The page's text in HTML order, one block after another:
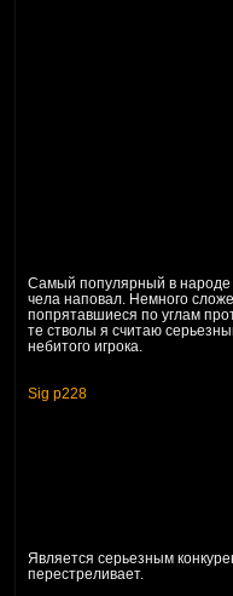
Самый популярный в народе
чела наповал. Немного
попрятавшиеся по углам
те стволы я считаю
небитого игрока.
Sig p228
Является серьезным
перестреливает.